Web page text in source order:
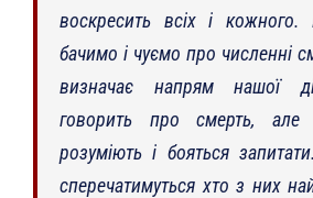
воскресить всіх і
бачимо і чуємо про численні
визначає напрям нашої
говорить про смерть,
розуміють і бояться
сперечатимуться хто з них